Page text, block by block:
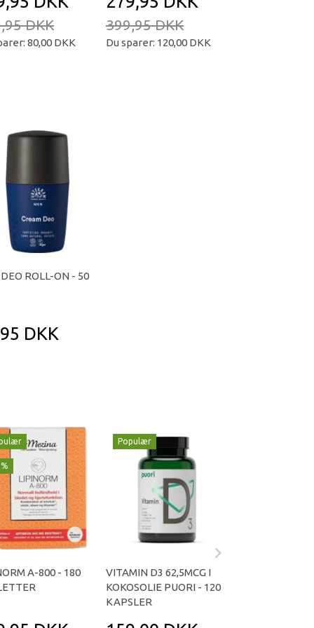
DKK
80,00 DKK
399,95 DKK
Du sparer: 120,00 DKK
ROLL-ON - 50
DKK
A-800 - 180
Populær
VITAMIN D3 62,5MCG I
KOKOSOLIE PUORI - 120
KAPSLER